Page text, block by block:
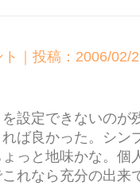
｜投稿：2006/02/
設定できないのが
ば良かった。シン
っと地味かな。個
れなら充分の出来